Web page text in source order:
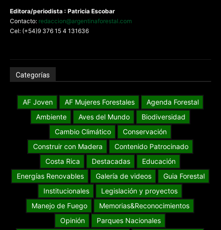
Editora/periodista : Patricia Escobar
Contacto: redaccion@argentinaforestal.com
Cel: (+54)9 376 15 4 131636
Categorías
AF Joven AF Mujeres Forestales
Agenda Forestal
Ambiente
Aves del Mundo
Biodiversidad
Cambio Climático
Conservación
Construir con Madera
Contenido Patrocinado
Costa Rica
Destacadas
Educación
Energías Renovables
Galería de videos
Guia Forestal
Institucionales
Legislación y proyectos
Manejo de Fuego
Memorias&Reconocimientos
Opinión
Parques Nacionales